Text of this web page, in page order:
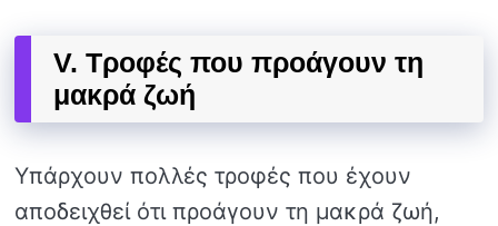
V. Τροφές που προάγουν τη
μακρά ζωή
Υπάρχουν πολλές τροφές που έχουν
αποδειχθεί ότι προάγουν τη μακρά ζωή,